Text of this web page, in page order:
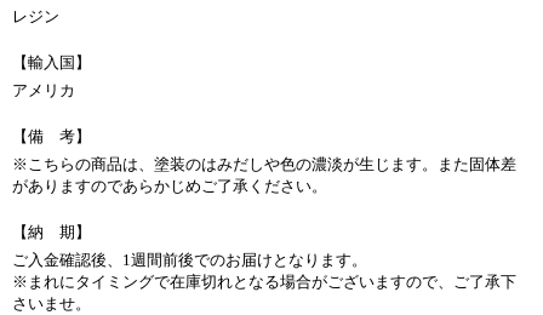
レジン
【輸入国】
アメリカ
【備 考】
※こちらの商品は、塗装のはみだしや色の濃淡が生じます。また固体差
がありますのであらかじめご了承ください。
【納 期】
ご入金確認後、1週間前後でのお届けとなります。
※まれにタイミングで在庫切れとなる場合がございますので、ご了承下
さいませ。